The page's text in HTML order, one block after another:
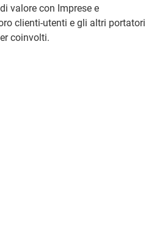
valore con Imprese e
clienti-utenti e gli altri portatori
coinvolti.